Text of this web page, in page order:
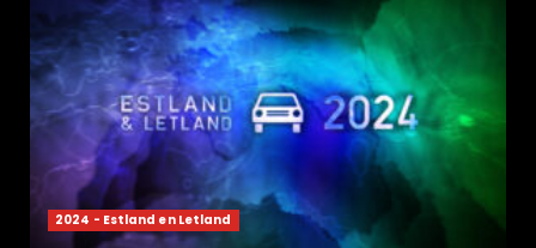
2024 - Estland en Letland